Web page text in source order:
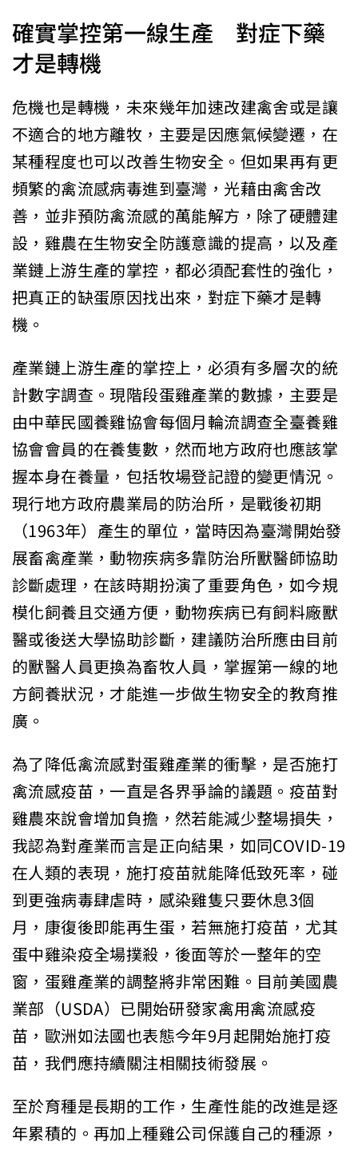
確實掌控第一線生產 對症下藥
才是轉機
危機也是轉機，未來幾年加速改建禽舍或是讓
不適合的地方離牧，主要是因應氣候變遷，在
某種程度也可以改善生物安全。但如果再有更
頻繁的禽流感病毒進到臺灣，光藉由禽舍改
善，並非預防禽流感的萬能解方，除了硬體建
設，雞農在生物安全防護意識的提高，以及產
業鏈上游生產的掌控，都必須配套性的強化，
把真正的缺蛋原因找出來，對症下藥才是轉
機。
產業鏈上游生產的掌控上，必須有多層次的統
計數字調查。現階段蛋雞產業的數據，主要是
由中華民國養雞協會每個月輪流調查全臺養雞
協會會員的在養隻數，然而地方政府也應該掌
握本身在養量，包括牧場登記證的變更情況。
現行地方政府農業局的防治所，是戰後初期
（1963年）產生的單位，當時因為臺灣開始發
展畜禽產業，動物疾病多靠防治所獸醫師協助
診斷處理，在該時期扮演了重要角色，如今規
模化飼養且交通方便，動物疾病已有飼料廠獸
醫或後送大學協助診斷，建議防治所應由目前
的獸醫人員更換為畜牧人員，掌握第一線的地
方飼養狀況，才能進一步做生物安全的教育推
廣。
為了降低禽流感對蛋雞產業的衝擊，是否施打
禽流感疫苗，一直是各界爭論的議題。疫苗對
雞農來說會增加負擔，然若能減少整場損失，
我認為對產業而言是正向結果，如同COVID-19
在人類的表現，施打疫苗就能降低致死率，碰
到更強病毒肆虐時，感染雞隻只要休息3個
月，康復後即能再生蛋，若無施打疫苗，尤其
蛋中雞染疫全場撲殺，後面等於一整年的空
窗，蛋雞產業的調整將非常困難。目前美國農
業部（USDA）已開始研發家禽用禽流感疫
苗，歐洲如法國也表態今年9月起開始施打疫
苗，我們應持續關注相關技術發展。
至於育種是長期的工作，生產性能的改進是逐
年累積的。再加上種雞公司保護自己的種源，